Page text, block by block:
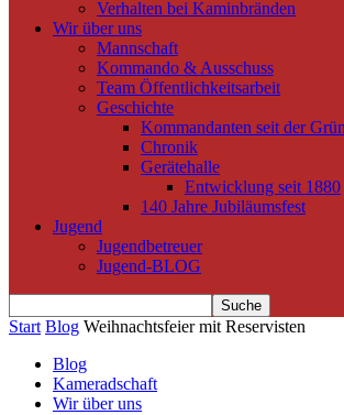
Verhalten bei Kaminbränden
Wir über uns
Mannschaft
Kommando & Ausschuss
Team Öffentlichkeitsarbeit
Geschichte
Kommandanten seit der
Chronik
Gerätehalle
Entwicklung seit 1880
140 Jahre Jubiläumsfest
Jugend
Jugendbetreuer
Jugend-BLOG
Start Blog Weihnachtsfeier mit Reservisten
Blog
Kameradschaft
Wir über uns